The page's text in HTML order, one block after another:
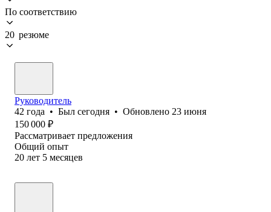
По соответствию
20 резюме
Руководитель
42 года • Был сегодня • Обновлено 23 июня
150 000 ₽
Рассматривает предложения
Общий опыт
20 лет 5 месяцев